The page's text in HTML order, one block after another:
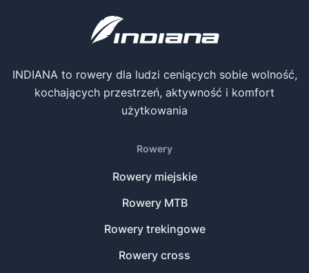
INDIANA to rowery dla ludzi ceniących sobie wolność,
kochających przestrzeń, aktywność i komfort
użytkowania
Rowery
Rowery miejskie
Rowery MTB
Rowery trekingowe
Rowery cross